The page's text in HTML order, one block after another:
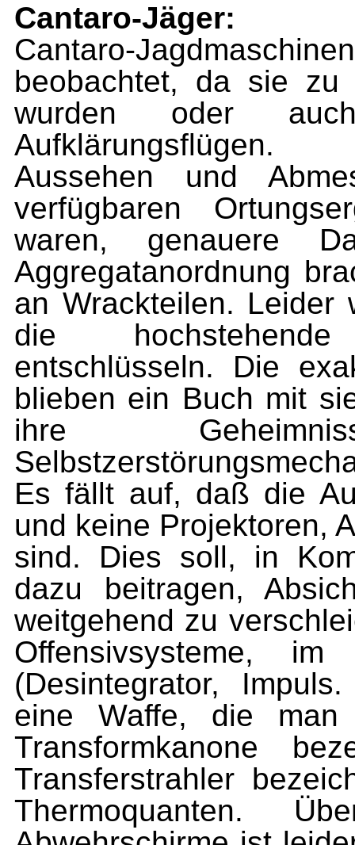
Cantaro-Jäger:
Cantaro-
beob­achtet, da sie zu
wurden oder
Aufklärungsflügen.
Aussehen und
verfügbaren
waren, genauere
Aggregatanordnung
an Wrackteilen. Leider
die
entschlüsseln. Die
blieben ein Buch mit
ihre
Es fällt auf, daß die
und keine Projektoren,
sind. Dies soll, in
dazu beitragen,
weitgehend zu
Offensivsysteme,
(Desintegrator,
eine Waffe, die man
Transformkanone
Transferstrahler
Thermoquanten.